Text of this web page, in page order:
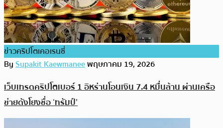
ข่าวคริปโตเคอเรนซี่
BySupakit Kaewmaneeพฤษภาคม 19, 2026
เว็บเทรดคริปโตเบอร์ 1 อิหร่านโอนเงิน 7.4 หมื่นล้าน ผ่านเครือ
ข่ายดังโยงชื่อ ‘ทรัมป์’